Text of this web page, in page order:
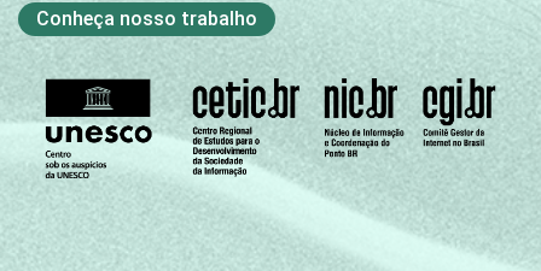
brasileiros - TIC Domicílios 2016.
Conheça nosso trabalho